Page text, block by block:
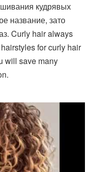
кудрявых
название, зато
Curly hair always
for curly hair
will save many